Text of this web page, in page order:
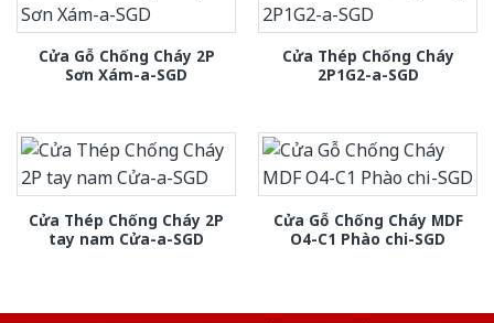
Cửa Gỗ Chống Cháy 2P
Sơn Xám-a-SGD
Cửa Thép Chống Cháy
2P1G2-a-SGD
Cửa Thép Chống Cháy 2P
tay nam Cửa-a-SGD
Cửa Gỗ Chống Cháy MDF
O4-C1 Phào chi-SGD